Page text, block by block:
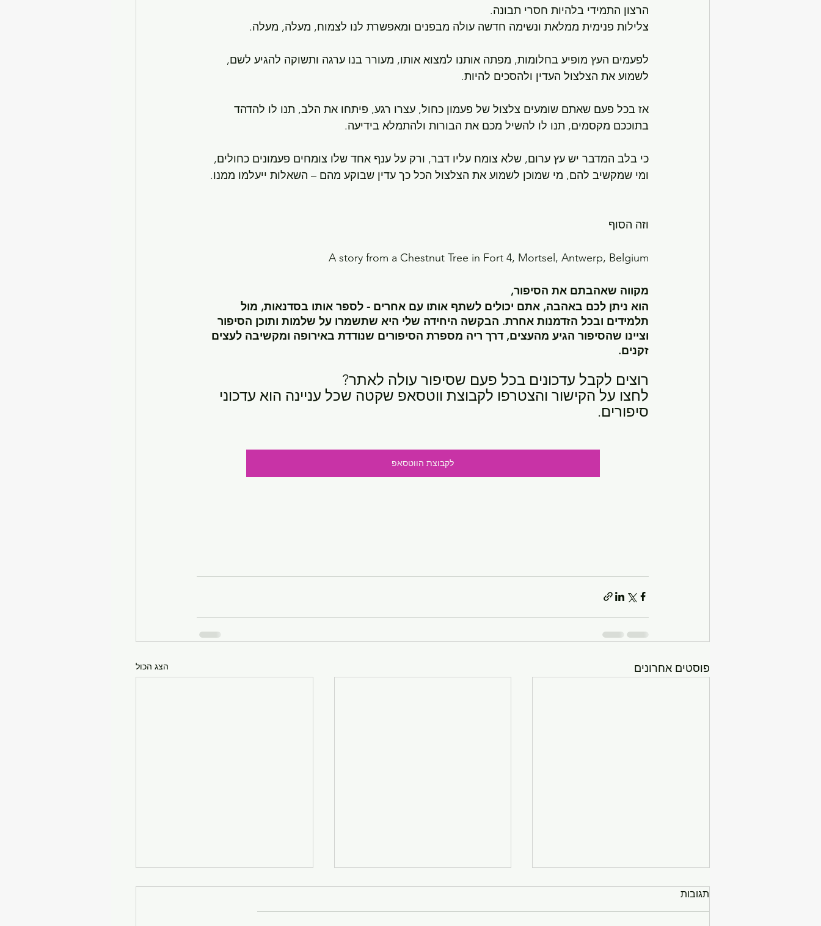
הרצון התמידי בלהיות חסרי תבונה.
צלילות פנימית ממלאת ונשימה חדשה עולה מבפנים ומאפשרת לנו לצמוח, מעלה, מעלה.
לפעמים העץ מופיע בחלומות, מפתה אותנו למצוא אותו, מעורר בנו ערגה ותשוקה להגיע לשם,
לשמוע את הצלצול העדין ולהסכים להיות.
אז בכל פעם שאתם שומעים צלצול של פעמון כחול, עצרו רגע, פיתחו את הלב, תנו לו להדהד
בתוככם מקסמים, תנו לו להשיל מכם את הבורות ולהתמלא בידיעה.
כי בלב המדבר יש עץ ערום, שלא צומח עליו דבר, ורק על ענף אחד שלו צומחים פעמונים כחולים,
ומי שמקשיב להם, מי שמוכן לשמוע את הצלצול הכל כך עדין שבוקע מהם – השאלות ייעלמו ממנו.
וזה הסוף
A story from a Chestnut Tree in Fort 4, Mortsel, Antwerp, Belgium
מקווה שאהבתם את הסיפור,
הוא ניתן לכם באהבה, אתם יכולים לשתף אותו עם אחרים - לספר אותו בסדנאות, מול
תלמידים ובכל הזדמנות אחרת. הבקשה היחידה שלי היא שתשמרו על שלמות ותוכן הסיפור
וציינו שהסיפור הגיע מהעצים, דרך ריה מספרת הסיפורים שנודדת באירופה ומקשיבה לעצים
זקנים.
רוצים לקבל עדכונים בכל פעם שסיפור עולה לאתר?
לחצו על הקישור והצטרפו לקבוצת ווטסאפ שקטה שכל עניינה הוא עדכוני
סיפורים.
לקבוצת הווטסאפ
פוסטים אחרונים הצג הכול
תגובות